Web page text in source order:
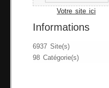
Votre site ici
Informations
6937 Site(s)
98 Catégorie(s)